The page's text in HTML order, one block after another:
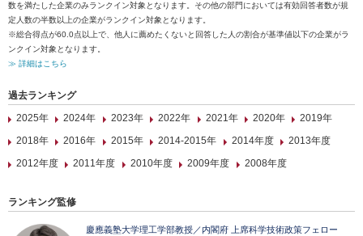
数を満たした企業のみランクイン対象となります。その他の部門においては有効回答者数が規
定人数の半数以上の企業がランクイン対象となります。
※総合得点が60.0点以上で、他人に薦めたくないと回答した人の割合が基準値以下の企業がラ
ンクイン対象となります。
≫ 詳細はこちら
過去ランキング
2025年
2024年 2023年 2022年 2021年 2020年
2019年
2018年
2016年 2015年 2014-2015年 2014年度
2013年度
2012年度
2011年度 2010年度 2009年度 2008年度
ランキング監修
慶應義塾大学理工学部教授／内閣府 上席科学技術政策フェロー